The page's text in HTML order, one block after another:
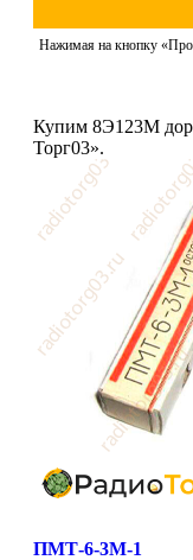
Нажимая на кнопку
Купим 8Э123М
Торг03».
ПМТ-6-3М-1